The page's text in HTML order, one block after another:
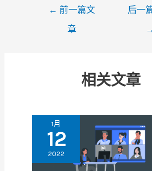
← 前一篇文
章
后一
相关文章
1月
12
2022